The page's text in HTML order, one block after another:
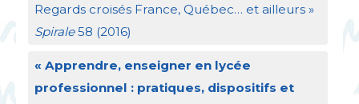
Regards croisés France, Québec… et ailleurs »
Spirale58 (2016)
« Apprendre, enseigner en lycée
professionnel : pratiques, dispositifs et